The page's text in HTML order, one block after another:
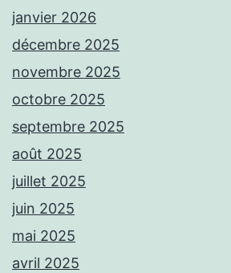
janvier 2026
décembre 2025
novembre 2025
octobre 2025
septembre 2025
août 2025
juillet 2025
juin 2025
mai 2025
avril 2025